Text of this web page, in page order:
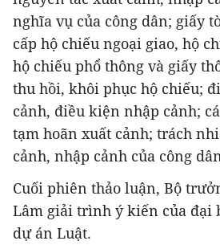
nghĩa vụ của công dân; giấy
cấp hộ chiếu ngoại giao, hộ
hộ chiếu phổ thông và giấy
thu hồi, khôi phục hộ chiếu;
cảnh, điều kiện nhập cảnh;
tạm hoãn xuất cảnh; trách
cảnh, nhập cảnh của công
Cuối phiên thảo luận, Bộ
Lâm giải trình ý kiến của đại
dự án Luật.